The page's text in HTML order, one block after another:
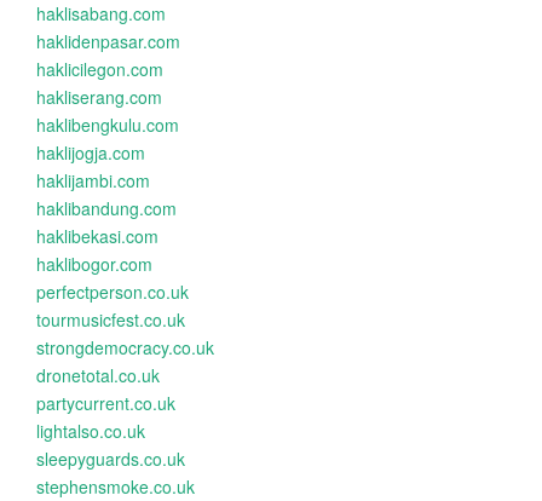
haklisabang.com
haklidenpasar.com
haklicilegon.com
hakliserang.com
haklibengkulu.com
haklijogja.com
haklijambi.com
haklibandung.com
haklibekasi.com
haklibogor.com
perfectperson.co.uk
tourmusicfest.co.uk
strongdemocracy.co.uk
dronetotal.co.uk
partycurrent.co.uk
lightalso.co.uk
sleepyguards.co.uk
stephensmoke.co.uk